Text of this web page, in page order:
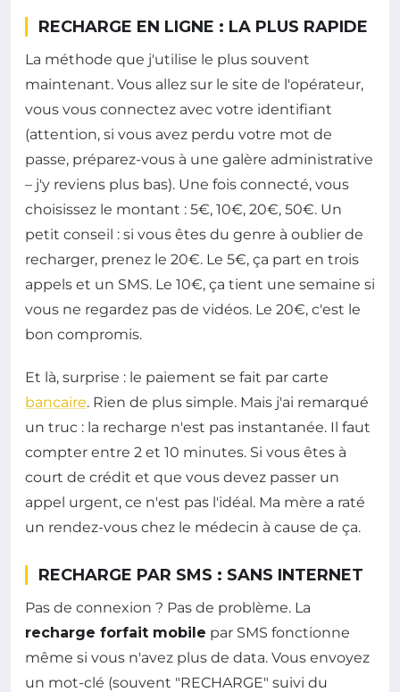
RECHARGE EN LIGNE : LA PLUS RAPIDE
La méthode que j'utilise le plus souvent
maintenant. Vous allez sur le site de l'opérateur,
vous vous connectez avec votre identifiant
(attention, si vous avez perdu votre mot de
passe, préparez-vous à une galère administrative
– j'y reviens plus bas). Une fois connecté, vous
choisissez le montant : 5€, 10€, 20€, 50€. Un
petit conseil : si vous êtes du genre à oublier de
recharger, prenez le 20€. Le 5€, ça part en trois
appels et un SMS. Le 10€, ça tient une semaine si
vous ne regardez pas de vidéos. Le 20€, c'est le
bon compromis.
Et là, surprise : le paiement se fait par carte
bancaire. Rien de plus simple. Mais j'ai remarqué
un truc : la recharge n'est pas instantanée. Il faut
compter entre 2 et 10 minutes. Si vous êtes à
court de crédit et que vous devez passer un
appel urgent, ce n'est pas l'idéal. Ma mère a raté
un rendez-vous chez le médecin à cause de ça.
RECHARGE PAR SMS : SANS INTERNET
Pas de connexion ? Pas de problème. La
recharge forfait mobile par SMS fonctionne
même si vous n'avez plus de data. Vous envoyez
un mot-clé (souvent "RECHARGE" suivi du